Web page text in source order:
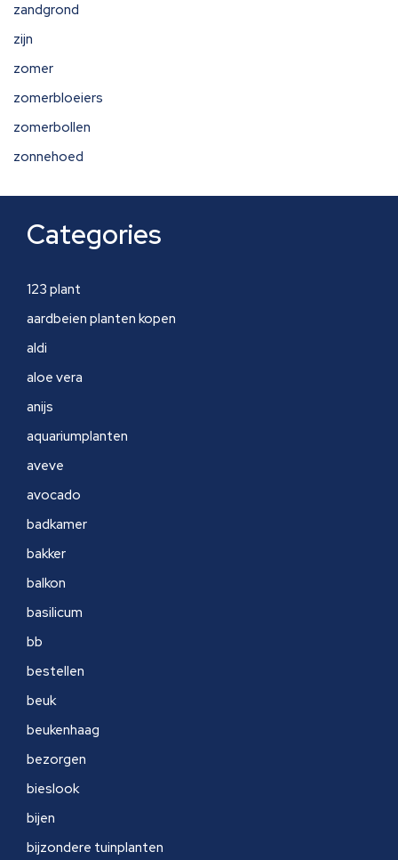
zandgrond
zijn
zomer
zomerbloeiers
zomerbollen
zonnehoed
Categories
123 plant
aardbeien planten kopen
aldi
aloe vera
anijs
aquariumplanten
aveve
avocado
badkamer
bakker
balkon
basilicum
bb
bestellen
beuk
beukenhaag
bezorgen
bieslook
bijen
bijzondere tuinplanten